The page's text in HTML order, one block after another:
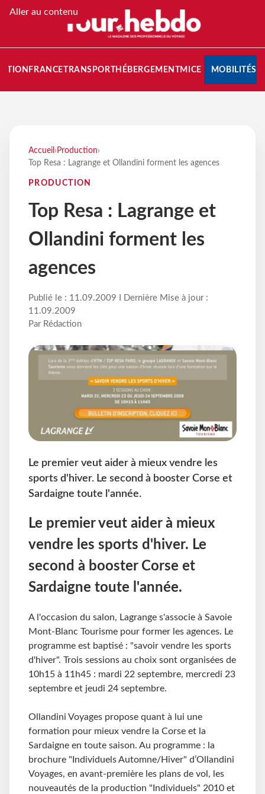
Aller au contenu
FRANCETRANSPORT HÉBERGEMENTMICE MOBILITÉS
Accueil › Production›
Top Resa : Lagrange et Ollandini forment les agences
PRODUCTION
Top Resa : Lagrange et
Ollandini forment les
agences
Publié le : 11.09.2009 I Dernière Mise à jour :
11.09.2009
Par Rédaction
Le premier veut aider à mieux vendre les
sports d'hiver. Le second à booster Corse et
Sardaigne toute l'année.
Le premier veut aider à mieux
vendre les sports d'hiver. Le
second à booster Corse et
Sardaigne toute l'année.
A l'occasion du salon, Lagrange s'associe à Savoie
Mont-Blanc Tourisme pour former les agences. Le
programme est baptisé : "savoir vendre les sports
d'hiver". Trois sessions au choix sont organisées de
10h15 à 11h45 : mardi 22 septembre, mercredi 23
septembre et jeudi 24 septembre.
Ollandini Voyages propose quant à lui une
formation pour mieux vendre la Corse et la
Sardaigne en toute saison. Au programme : la
brochure "Individuels Automne/Hiver" d’Ollandini
Voyages, en avant-première les plans de vol, les
nouveautés de la production "Individuels" 2010 et